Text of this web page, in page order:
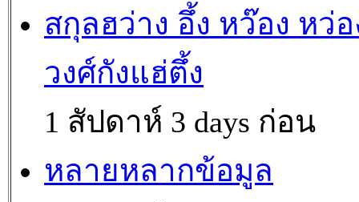
สกุลฮว่าง อึ้ง หว๊อง หว่อ
วงศ์กังแฮ่ตึ้ง
1 สัปดาห์ 3 days ก่อน
หลายหลากข้อมูล